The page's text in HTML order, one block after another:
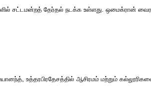
சட்டமன்றத் தேர்தல் நடக்க உள்ளது. ஒமைக்ரான்
உத்தரபிரதேசத்தில் ஆசிரமம் மற்றும்